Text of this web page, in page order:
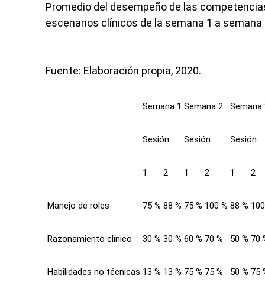
Promedio del desempeño de las
escenarios clínicos de la semana 1 a semana
Fuente: Elaboración propia, 2020.
Semana 1 Semana 2 Semana
Sesión Sesión Sesión
1 2 1 2 1 2
Manejo de roles 75 % 88 % 75 % 100 % 88 %
Razonamiento clínico 30 % 30 % 60 % 70 % 50 % 70
Habilidades no técnicas 13 % 13 % 75 % 75 % 50 % 75